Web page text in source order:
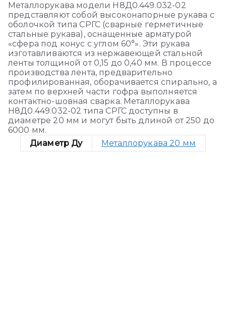
Металлорукава модели Н8Д0.449.032-02
представляют собой высоконапорные рукава с
оболочкой типа СРГС (сварные герметичные
стальные рукава), оснащенные арматурой
«сфера под конус с углом 60°». Эти рукава
изготавливаются из нержавеющей стальной
ленты толщиной от 0,15 до 0,40 мм. В процессе
производства лента, предварительно
профилированная, оборачивается спирально, а
затем по верхней части гофра выполняется
контактно-шовная сварка. Металлорукава
Н8Д0.449.032-02 типа СРГС доступны в
диаметре 20 мм и могут быть длиной от 250 до
6000 мм.
Диаметр Ду
Металлорукава 20 мм